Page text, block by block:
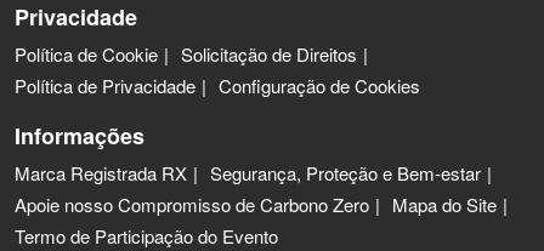
Privacidade
Política de Cookie
Solicitação de Direitos
Política de Privacidade
Configuração de Cookies
Informações
Marca Registrada RX
Segurança, Proteção e Bem-estar
Apoie nosso Compromisso de Carbono Zero
Mapa do Site
Termo de Participação do Evento